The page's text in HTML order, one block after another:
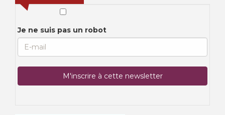
Je ne suis pas un robot